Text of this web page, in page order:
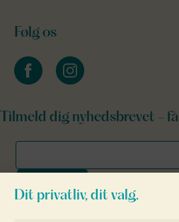
Følg os
facebookinstagram
Tilmeld dig nyhedsbrevet -